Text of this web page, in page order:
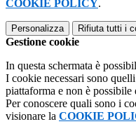
COOKIE POLICY.
Personalizza Rifiuta tutti i
Gestione cookie
In questa schermata è
I cookie necessari sono
piattaforma e non è
Per conoscere quali sono i
visionare la COOKIE